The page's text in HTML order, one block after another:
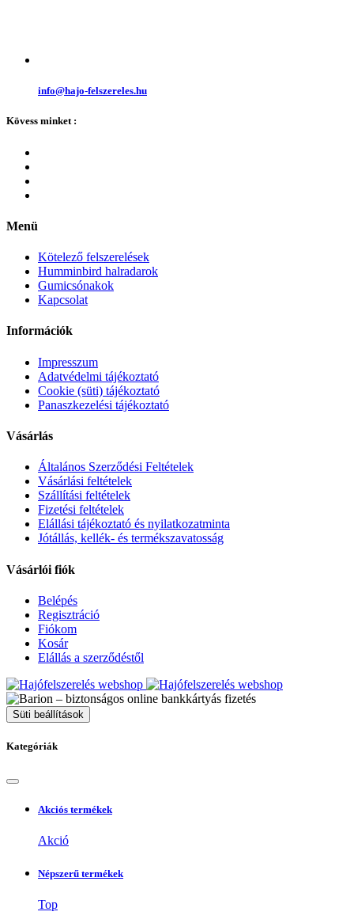
info@hajo-felszereles.hu
Kövess minket :
Menü
Kötelező felszerelések
Humminbird halradarok
Gumicsónakok
Kapcsolat
Információk
Impresszum
Adatvédelmi tájékoztató
Cookie (süti) tájékoztató
Panaszkezelési tájékoztató
Vásárlás
Általános Szerződési Feltételek
Vásárlási feltételek
Szállítási feltételek
Fizetési feltételek
Elállási tájékoztató és nyilatkozatminta
Jótállás, kellék- és termékszavatosság
Vásárlói fiók
Belépés
Regisztráció
Fiókom
Kosár
Elállás a szerződéstől
Süti beállítások
Kategóriák
Akciós termékek
Akció
Népszerű termékek
Top